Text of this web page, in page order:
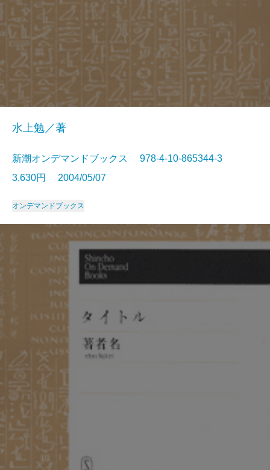
水上勉／著
新潮オンデマンドブックス 978-4-10-865344-3
3,630円 2004/05/07
オンデマンドブックス